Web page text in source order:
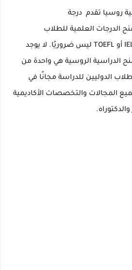
درجة
الدرجات العلمية للطلاب
لا يوجد
الدراسية الروسية هي واحدة من
الدوليين للدراسة مجانًا في
المجالات والتخصصات الأكاديمية